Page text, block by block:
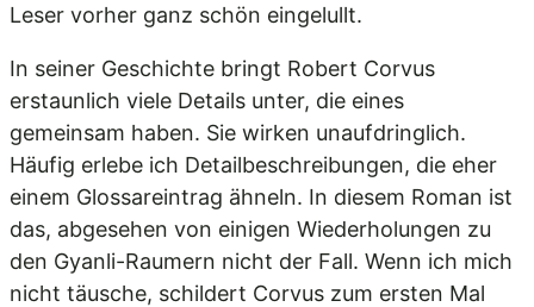
Leser vorher ganz schön eingelullt.
In seiner Geschichte bringt Robert Corvus
erstaunlich viele Details unter, die eines
gemeinsam haben. Sie wirken unaufdringlich.
Häufig erlebe ich Detailbeschreibungen, die eher
einem Glossareintrag ähneln. In diesem Roman ist
das, abgesehen von einigen Wiederholungen zu
den Gyanli-Raumern nicht der Fall. Wenn ich mich
nicht täusche, schildert Corvus zum ersten Mal